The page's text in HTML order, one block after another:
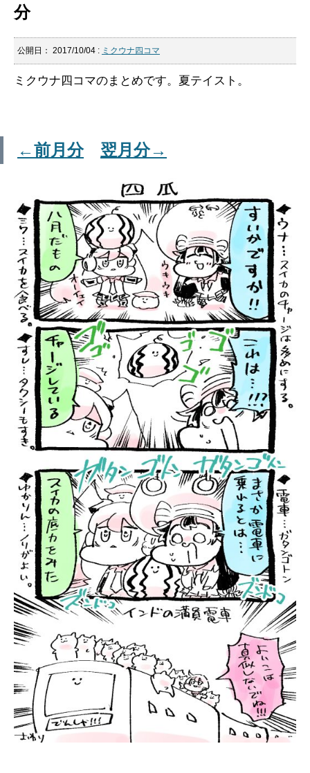
分
公開日： 2017/10/04 : ミクウナ四コマ
ミクウナ四コマのまとめです。夏テイスト。
←前月分 翌月分→